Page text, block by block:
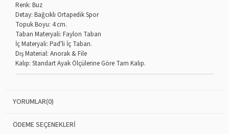
Renk: Buz
Detay: Bağcıklı Ortapedik Spor
Topuk Boyu: 4 cm.
Taban Materyali: Faylon Taban
İç Materyali: Pad'li İç Taban.
Dış Material: Anorak & File
Kalıp: Standart Ayak Ölçülerine Göre Tam Kalıp.
YORUMLAR(0)
ÖDEME SEÇENEKLERI